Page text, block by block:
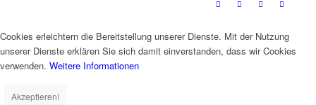
Cookies erleichtern die Bereitstellung unserer Dienste. Mit der Nutzung
unserer Dienste erklären Sie sich damit einverstanden, dass wir Cookies
verwenden. Weitere Informationen
Akzeptieren!